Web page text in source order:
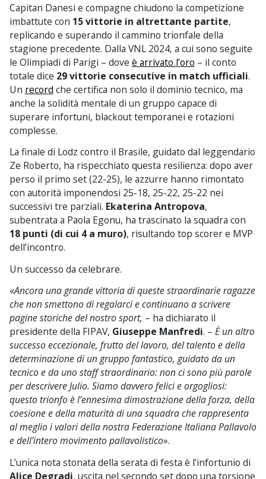
Capitan Danesi e compagne chiudono la competizione
imbattute con 15 vittorie in altrettante partite,
replicando e superando il cammino trionfale della
stagione precedente. Dalla VNL 2024, a cui sono seguite
le Olimpiadi di Parigi – dove è arrivato l’oro – il conto
totale dice 29 vittorie consecutive in match ufficiali.
Un record che certifica non solo il dominio tecnico, ma
anche la solidità mentale di un gruppo capace di
superare infortuni, blackout temporanei e rotazioni
complesse.
La finale di Lodz contro il Brasile, guidato dal leggendario
Ze Roberto, ha rispecchiato questa resilienza: dopo aver
perso il primo set (22-25), le azzurre hanno rimontato
con autorità imponendosi 25-18, 25-22, 25-22 nei
successivi tre parziali. Ekaterina Antropova,
subentrata a Paola Egonu, ha trascinato la squadra con
18 punti (di cui 4 a muro), risultando top scorer e MVP
dell’incontro.
Un successo da celebrare.
«Ancora una grande vittoria di queste straordinarie ragazze
che non smettono di regalarci e continuano a scrivere
pagine storiche del nostro sport, – ha dichiarato il
presidente della FIPAV, Giuseppe Manfredi. – È un altro
successo eccezionale, frutto del lavoro, del talento e della
determinazione di un gruppo fantastico, guidato da un
tecnico e da uno staff straordinario: non ci sono più parole
per descrivere Julio. Siamo davvero felici e orgogliosi:
questo trionfo è l’ennesima dimostrazione della forza, della
coesione e della maturità di una squadra che rappresenta
al meglio i valori della nostra Federazione Italiana Pallavolo
e dell’intero movimento pallavolistico».
L’unica nota stonata della serata di festa è l’infortunio di
Alice Degradi, uscita nel secondo set dopo una torsione